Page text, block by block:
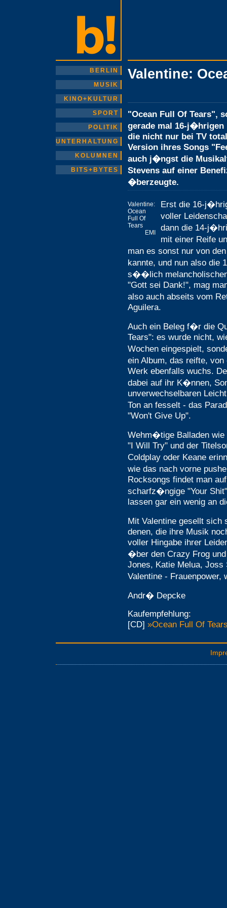
BERLIN
MUSIK
KINO+KULTUR
SPORT
POLITIK
UNTERHALTUNG
KOLUMNEN
BITS+BYTES
Valentine:
"Ocean Full Of Tears",
gerade mal 16-
die nicht nur bei TV
Version ihres Songs
auch j�ngst die
Stevens auf einer
�berzeugte.
Valentine:
Ocean
Full Of
Tears
EMI
Erst die 16-
voller
dann die 14-
mit einer Reife
man es sonst nur von
kannte, und nun also die
s��lich
"Gott sei Dank!", mag
also auch abseits vom
Aguilera.
Auch ein Beleg f�r die
Tears": es wurde nicht,
Wochen eingespielt,
ein Album, das reifte,
Werk ebenfalls wuchs.
dabei auf ihr K�nnen,
unverwechselbaren
Ton an fesselt - das
"Won't Give Up".
Wehm�tige Balladen wie
"I Will Try" und der
Coldplay oder Keane
wie das nach vorne
Rocksongs findet man
scharfz�ngige "Your
lassen gar ein wenig an
Mit Valentine gesellt
denen, die ihre Musik
voller Hingabe ihrer
�ber den Crazy Frog
Jones, Katie Melua, Joss
Valentine -
Andr� Depcke
Kaufempfehlung:
[CD] »Ocean Full Of